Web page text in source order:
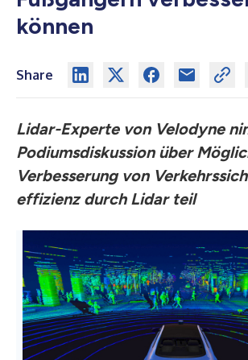
können
Share
Lidar-Experte von Velodyne
Podiumsdiskussion über
Verbesserung von
effizienz durch Lidar teil